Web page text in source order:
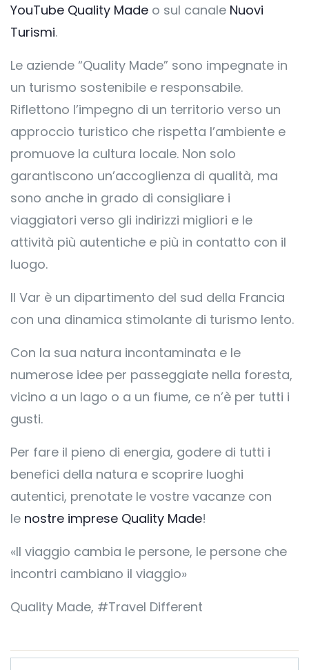
YouTube Quality Made o sul canale Nuovi
Turismi.
Le aziende “Quality Made” sono impegnate in
un turismo sostenibile e responsabile.
Riflettono l’impegno di un territorio verso un
approccio turistico che rispetta l’ambiente e
promuove la cultura locale. Non solo
garantiscono un’accoglienza di qualità, ma
sono anche in grado di consigliare i
viaggiatori verso gli indirizzi migliori e le
attività più autentiche e più in contatto con il
luogo.
Il Var è un dipartimento del sud della Francia
con una dinamica stimolante di turismo lento.
Con la sua natura incontaminata e le
numerose idee per passeggiate nella foresta,
vicino a un lago o a un fiume, ce n’è per tutti i
gusti.
Per fare il pieno di energia, godere di tutti i
benefici della natura e scoprire luoghi
autentici, prenotate le vostre vacanze con
le nostre imprese Quality Made!
«Il viaggio cambia le persone, le persone che
incontri cambiano il viaggio»
Quality Made, #Travel Different